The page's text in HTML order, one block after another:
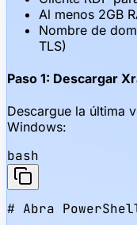
Al menos 2GB
Nombre de
TLS)
Paso 1: Descargar
Descargue la última
Windows:
bash
# Abra